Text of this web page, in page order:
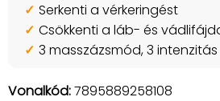
Serkenti a vérkeringést
Csökkenti a láb- és
3 masszázsmód, 3 intenzitás
Vonalkód:7895889258108